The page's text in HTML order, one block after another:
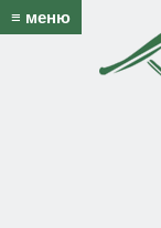
≡ меню